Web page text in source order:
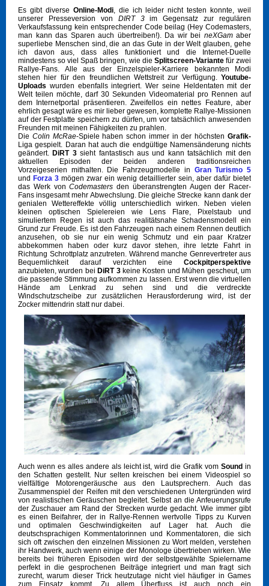
Es gibt diverse Online-Modi, die ich leider nicht testen konnte, weil
unserer Presseversion von DIRT 3im Gegensatz zur regulären
Verkaufsfassung kein entsprechender Code beilag (Hey Codemasters,
man kann das Sparen auch übertreiben!). Da wir bei neXGamaber
superliebe Menschen sind, die an das Gute in der Welt glauben, gehe
ich davon aus, dass alles funktioniert und die Internet-Duelle
mindestens so viel Spaß bringen, wie die Splitscreen-Variantefür zwei
Rallye-Fans. Alle aus der Einzelspieler-Karriere bekannten Modi
stehen hier für den freundlichen Wettstreit zur Verfügung. Youtube-
Uploads wurden ebenfalls integriert. Wer seine Heldentaten mit der
Welt teilen möchte, darf 30 Sekunden Videomaterial pro Rennen auf
dem Internetportal präsentieren. Zweifellos ein nettes Feature, aber
ehrlich gesagt wäre es mir lieber gewesen, komplette Rallye-Missionen
auf der Festplatte speichern zu dürfen, um vor tatsächlich anwesenden
Freunden mit meinen Fähigkeiten zu prahlen.
Die Colin McRae-Spiele haben schon immer in der höchstenGrafik-
Liga gespielt. Daran hat auch die endgültige Namensänderung nichts
geändert. DiRT 3sieht fantastisch aus und kann tatsächlich mit den
aktuellen Episoden der beiden anderen traditionsreichen
Vorzeigeserien mithalten. Die Fahrzeugmodelle in Gran Turismo 5
und Forza 3 mögen zwar ein wenig detaillierter sein, aber dafür bietet
das Werk vonCodemasters den überanstrengten Augen der Racer-
Fans insgesamt mehr Abwechslung. Die gleiche Strecke kann dank der
genialen Wettereffekte völlig unterschiedlich wirken. Neben vielen
kleinen optischen Spielereien wie Lens Flare, Pixelstaub und
simuliertem Regen ist auch das realitätsnahe Schadensmodell ein
Grund zur Freude. Es ist den Fahrzeugen nach einem Rennen deutlich
anzusehen, ob sie nur ein wenig Schmutz und ein paar Kratzer
abbekommen haben oder kurz davor stehen, ihre letzte Fahrt in
Richtung Schrottplatz anzutreten. Während manche Genrevertreter aus
Bequemlichkeit darauf verzichten eine Cockpitperspektive
anzubieten, wurden bei DiRT 3keine Kosten und Mühen gescheut, um
die passende Stimmung aufkommen zu lassen. Erst wenn die virtuellen
Hände am Lenkrad zu sehen sind und die verdreckte
Windschutzscheibe zur zusätzlichen Herausforderung wird, ist der
Zocker mittendrin statt nur dabei.
Auch wenn es alles andere als leicht ist, wird die Grafik vomSound in
den Schatten gestellt. Nur selten kreischen bei einem Videospiel so
vielfältige Motorengeräusche aus den Lautsprechern. Auch das
Zusammenspiel der Reifen mit den verschiedenen Untergründen wird
von realistischen Geräuschen begleitet. Selbst an die Anfeuerungsrufe
der Zuschauer am Rand der Strecken wurde gedacht. Wie immer gibt
es einen Beifahrer, der in Rallye-Rennen wertvolle Tipps zu Kurven
und optimalen Geschwindigkeiten auf Lager hat. Auch die
deutschsprachigen Kommentatorinnen und Kommentatoren, die sich
sich oft zwischen den einzelnen Missionen zu Wort melden, verstehen
ihr Handwerk, auch wenn einige der Monologe übertrieben wirken. Wie
bereits bei früheren Episoden wird der selbstgewählte Spielername
perfekt in die gesprochenen Beiträge integriert und man fragt sich
zurecht, warum dieser Trick heutzutage nicht viel häufiger in Games